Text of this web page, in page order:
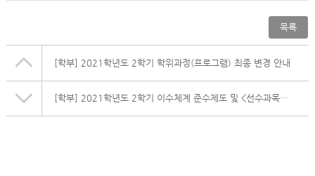
목록
[학부] 2021학년도 2학기 학위과정(프로그램) 최종 변경 안내
[학부] 2021학년도 2학기 이수체계 준수제도 및 <선수과목미이수자> 상담 안내